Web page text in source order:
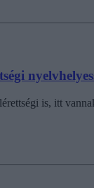
is, itt